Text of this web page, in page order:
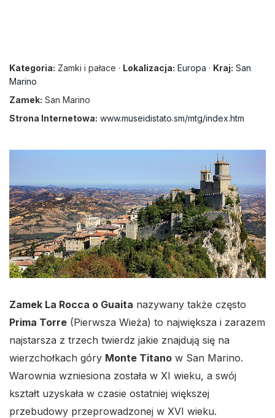
Kategoria: Zamki i pałace · Lokalizacja: Europa · Kraj: San
Marino
Zamek: San Marino
Strona Internetowa: www.museidistato.sm/mtg/index.htm
Zamek La Rocca o Guaita nazywany także często
Prima Torre (Pierwsza Wieża) to największa i zarazem
najstarsza z trzech twierdz jakie znajdują się na
wierzchołkach góry Monte Titano w San Marino.
Warownia wzniesiona została w XI wieku, a swój
kształt uzyskała w czasie ostatniej większej
przebudowy przeprowadzonej w XVI wieku.